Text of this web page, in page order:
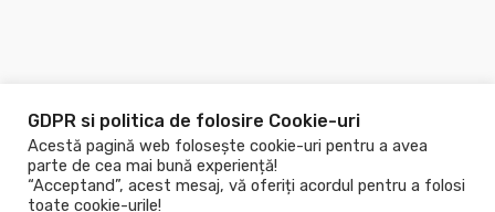
GDPR si politica de folosire Cookie-uri
Acestă pagină web folosește cookie-uri pentru a avea
parte de cea mai bună experiență!
“Acceptand”, acest mesaj, vă oferiți acordul pentru a folosi
toate cookie-urile!